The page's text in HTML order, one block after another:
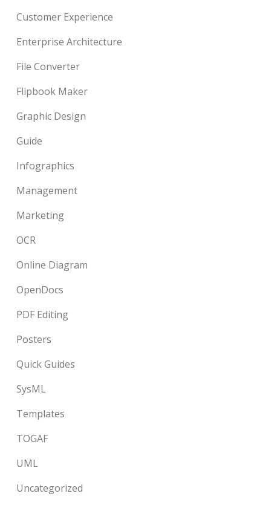
Customer Experience
Enterprise Architecture
File Converter
Flipbook Maker
Graphic Design
Guide
Infographics
Management
Marketing
OCR
Online Diagram
OpenDocs
PDF Editing
Posters
Quick Guides
SysML
Templates
TOGAF
UML
Uncategorized